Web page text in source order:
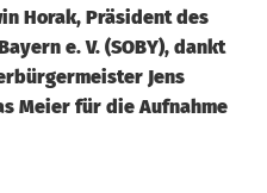
Horak, Präsident des
e. V. (SOBY), dankt
Jens
Meier für die Aufnahme